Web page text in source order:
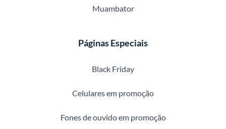
Muambator
Páginas Especiais
Black Friday
Celulares em promoção
Fones de ouvido em promoção